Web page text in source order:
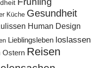
Küche Gesundheit
Human Design
Lieblingsleben loslassen
Ostern Reisen